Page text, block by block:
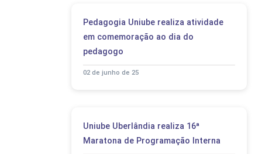
Pedagogia Uniube realiza atividade
em comemoração ao dia do
pedagogo
02 de junho de 25
Uniube Uberlândia realiza 16ª
Maratona de Programação Interna